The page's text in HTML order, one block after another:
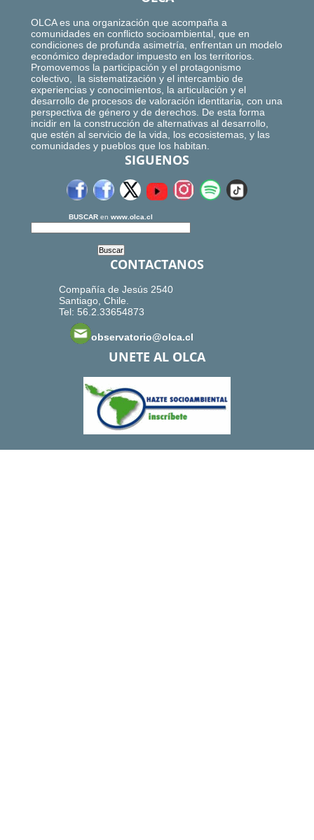
OLCA es una organización que acompaña a
comunidades en conflicto socioambiental, que en
condiciones de profunda asimetría, enfrentan un modelo
económico depredador impuesto en los territorios.
Promovemos la participación y el protagonismo
colectivo, la sistematización y el intercambio de
experiencias y conocimientos, la articulación y el
desarrollo de procesos de valoración identitaria, con una
perspectiva de género y de derechos. De esta forma
incidir en la construcción de alternativas al desarrollo,
que estén al servicio de la vida, los ecosistemas, y las
comunidades y pueblos que los habitan.
SIGUENOS
BUSCAR en www.olca.cl
CONTACTANOS
Compañía de Jesús 2540
Santiago, Chile.
Tel: 56.2.33654873
observatorio@olca.cl
UNETE AL OLCA